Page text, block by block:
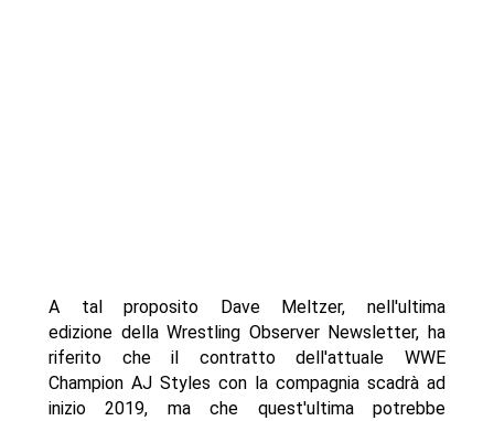
A tal proposito Dave Meltzer, nell'ultima
edizione della Wrestling Observer Newsletter, ha
riferito che il contratto dell'attuale WWE
Champion AJ Styles con la compagnia scadrà ad
inizio 2019, ma che quest'ultima potrebbe